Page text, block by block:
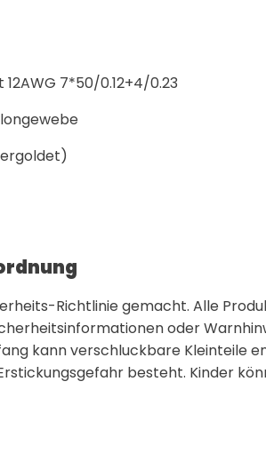
7*50/0.12+4/0.23
Richtlinie gemacht. Alle
oder
kann verschluckbare Kleinteile
besteht. Kinder